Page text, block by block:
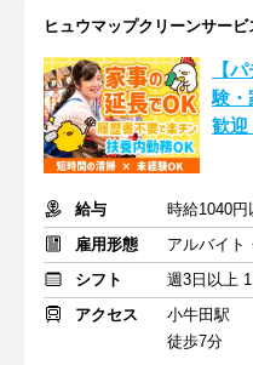
ヒュウマップクリーンサー
【
験・
歓迎
給与
時給1040円
雇用形態
アルバイト
シフト
週3日以上
アクセス
小牛田駅
徒歩7分